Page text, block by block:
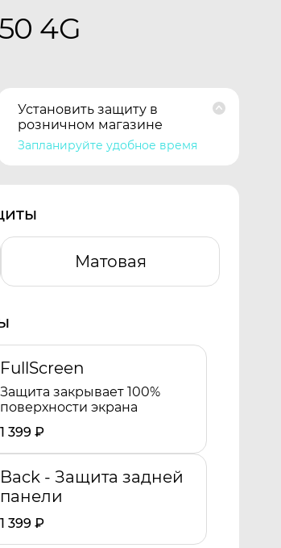
4G
Установить защиту в
розничном магазине
Запланируйте удобное время
Матовая
FullScreen
Защита закрывает 100%
поверхности экрана
1 399 ₽
Back - Защита задней
панели
1 399 ₽